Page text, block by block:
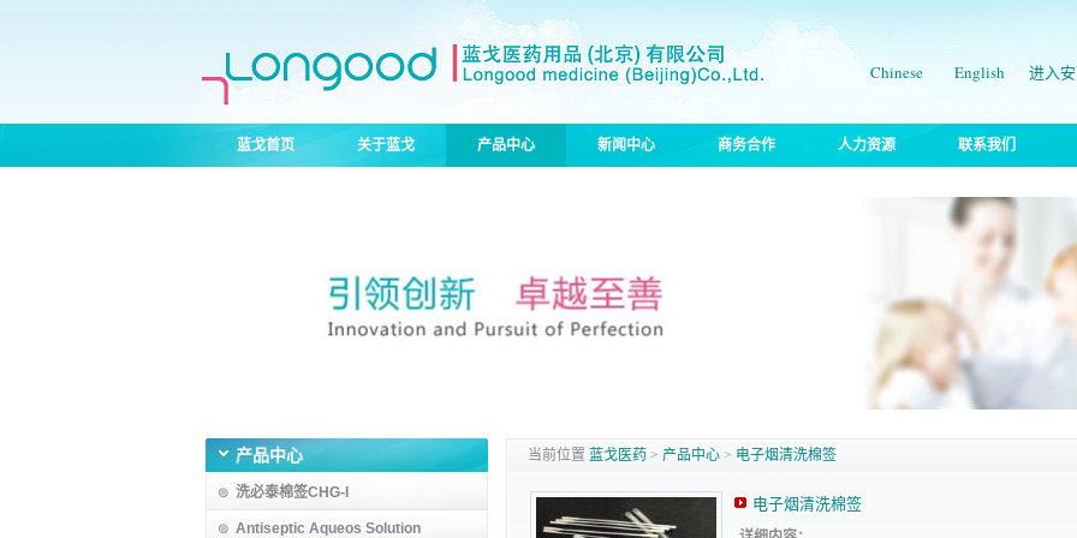
Chinese English 进入
蓝戈首页 关于蓝戈 产品中心 新闻中心 商务合作 人力资源 联系我们
产品中心
洗必泰棉签CHG-I
Antiseptic Aqueos Solution
当前位置 蓝戈医药 > 产品中心> 电子烟清洗棉签
电子烟清洗棉签